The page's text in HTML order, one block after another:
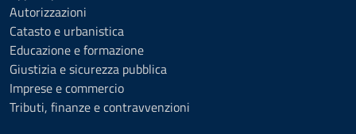
Autorizzazioni
Catasto e urbanistica
Educazione e formazione
Giustizia e sicurezza pubblica
Imprese e commercio
Tributi, finanze e contravvenzioni